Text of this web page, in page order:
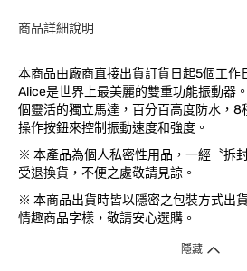
商品詳細說明
本商品由廠商直接出貨訂貨日起5個工作
Alice是世界上最美麗的雙重功能振動器
個靈活的獨立馬達，百分百高度防水，8
操作按鈕來控制振動速度和強度。
※ 本產品為個人私密性用品，一經〝拆
受退換貨，不便之處敬請見諒。
※ 本商品出貨時皆以隱密之包裝方式出
情趣商品字樣，敬請安心選購。
隱藏